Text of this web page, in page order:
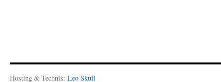
Hosting & Technik: Leo Skull